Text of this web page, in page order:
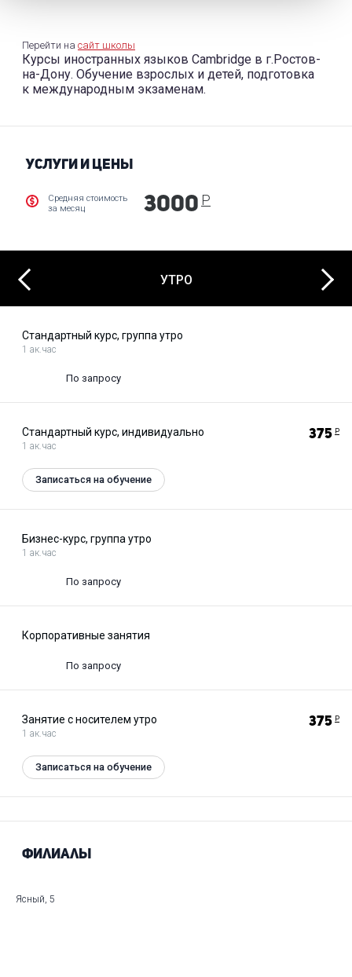
Перейти на сайт школы
Курсы иностранных языков Cambridge в г.Ростов-
на-Дону. Обучение взрослых и детей, подготовка
к международным экзаменам.
УСЛУГИ И ЦЕНЫ
Средняя стоимость
за месяц
3000 Р
Previous УТРО
Стандартный курс, группа утро
1 ак.час
По запросу
Стандартный курс, индивидуально
1 ак.час
375 Р
Записаться на обучение
Бизнес-курс, группа утро
1 ак.час
По запросу
Корпоративные занятия
По запросу
Занятие с носителем утро
1 ак.час
375 Р
Записаться на обучение
Next
Филиалы
Ясный, 5